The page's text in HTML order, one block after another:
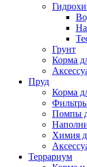
Грунт
Корма
Пруд
Корма
Помпы
Химия
Террариум